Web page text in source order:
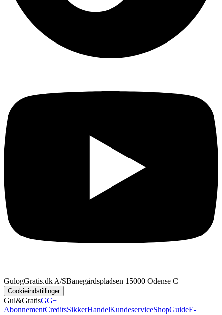
GulogGratis.dk A/SBanegårdspladsen 1 5000 Odense C
Cookieindstillinger
Gul&GratisGG+
AbonnementCreditsSikkerHandelKundeserviceShopGuideE-